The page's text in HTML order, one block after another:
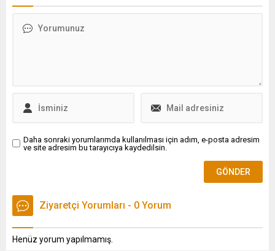
konumuna taşımak.
Daha sonraki yorumlarımda kullanılması için adım, e-posta adresim
ve site adresim bu tarayıcıya kaydedilsin.
Ziyaretçi Yorumları - 0 Yorum
Henüz yorum yapılmamış.